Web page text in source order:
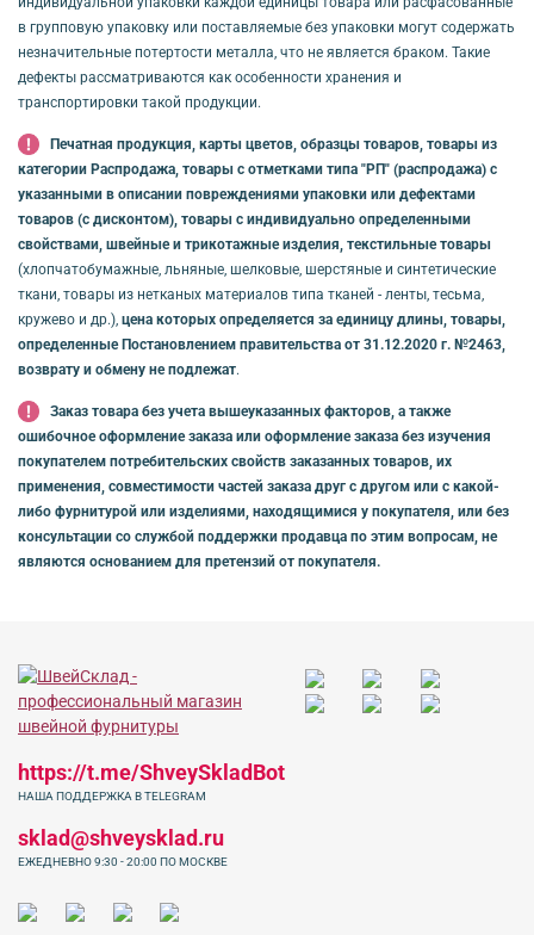
в групповую упаковку или поставляемые без упаковки могут содержать
незначительные потертости металла, что не является браком. Такие
дефекты рассматриваются как особенности хранения и
транспортировки такой продукции.
Печатная продукция, карты цветов, образцы товаров, товары из
категории Распродажа, товары с отметками типа "РП" (распродажа) с
указанными в описании повреждениями упаковки или дефектами
товаров (с дисконтом), товары с индивидуально определенными
свойствами, швейные и трикотажные изделия, текстильные товары
(хлопчатобумажные, льняные, шелковые, шерстяные и синтетические
ткани, товары из нетканых материалов типа тканей - ленты, тесьма,
кружево и др.), цена которых определяется за единицу длины, товары,
определенные Постановлением правительства от 31.12.2020 г. №2463,
возврату и обмену не подлежат.
Заказ товара без учета вышеуказанных факторов, а также
ошибочное оформление заказа или оформление заказа без изучения
покупателем потребительских свойств заказанных товаров, их
применения, совместимости частей заказа друг с другом или с какой-
либо фурнитурой или изделиями, находящимися у покупателя, или без
консультации со службой поддержки продавца по этим вопросам, не
являются основанием для претензий от покупателя.
https://t.me/ShveySkladBot
НАША ПОДДЕРЖКА В TELEGRAM
sklad@shveysklad.ru
ЕЖЕДНЕВНО 9:30 - 20:00 ПО МОСКВЕ